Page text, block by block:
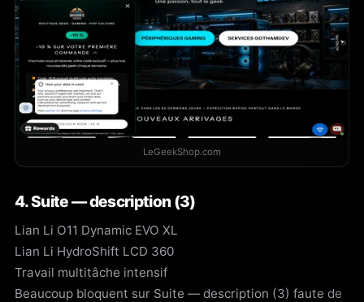
LeGeekShop.com
4. Suite — description (3)
Lian Li O11 Dynamic EVO XL
Lian Li HydroShift LCD 360
Travail multitâche intensif
Beaucoup bloquent sur Suite — description (3) faute de